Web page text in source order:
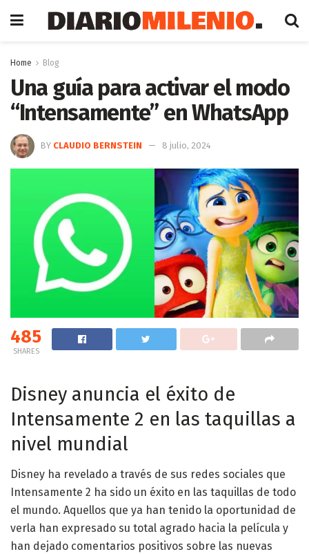
Home Blog
Una guía para activar el modo
“Intensamente” en WhatsApp
BY CLAUDIO BERNSTEIN 8 julio, 2024
485
SHARES
Disney anuncia el éxito de
Intensamente 2 en las taquillas a
nivel mundial
Disney ha revelado a través de sus redes sociales que
Intensamente 2 ha sido un éxito en las taquillas de todo
el mundo. Aquellos que ya han tenido la oportunidad de
verla han expresado su total agrado hacia la película y
han dejado comentarios positivos sobre las nuevas